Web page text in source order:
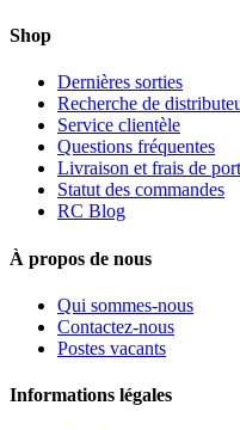
Shop
Dernières sorties
Recherche de
Service clientèle
Questions fréquentes
Livraison et frais de port
Statut des commandes
RC Blog
À propos de nous
Qui sommes-nous
Contactez-nous
Postes vacants
Informations légales